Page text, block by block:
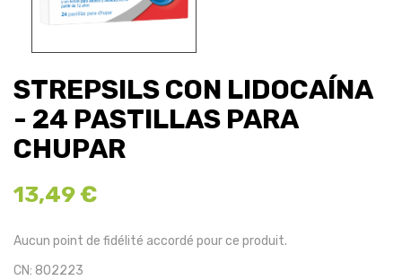
STREPSILS CON LIDOCAÍNA
- 24 PASTILLAS PARA
CHUPAR
13,49 €
Aucun point de fidélité accordé pour ce produit.
CN: 802223